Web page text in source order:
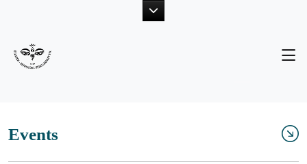
Events
Unsere Ziele
Neuigkeiten